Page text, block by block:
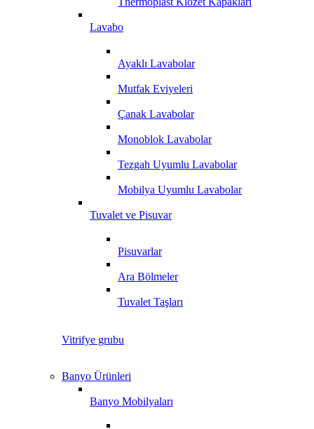
Lavabo
Ayaklı Lavabolar
Mutfak Eviyeleri
Çanak Lavabolar
Monoblok Lavabolar
Tezgah Uyumlu Lavabolar
Mobilya Uyumlu Lavabolar
Tuvalet ve Pisuvar
Pisuvarlar
Ara Bölmeler
Tuvalet Taşları
Vitrifye grubu
Banyo Ürünleri
Banyo Mobilyaları